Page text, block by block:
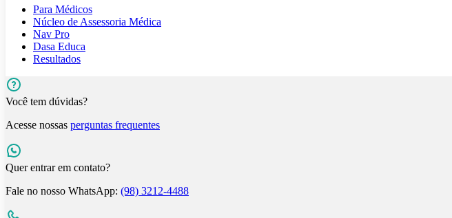
Para Médicos
Núcleo de Assessoria Médica
Nav Pro
Dasa Educa
Resultados
Você tem dúvidas?
Acesse nossas perguntas frequentes
Quer entrar em contato?
Fale no nosso WhatsApp: (98) 3212-4488